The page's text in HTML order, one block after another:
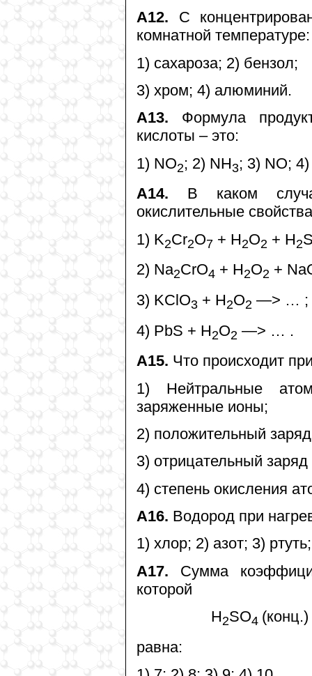
А12. C
комнатной температуре:
1) сахароза; 2) бензол;
3) хром; 4) алюминий.
А13. Формула
кислоты – это:
1) NO2; 2) NH3; 3) NO;
А14. В каком
окислительные
1) K2Cr2O7 + H2O2 + H2
2) Na2CrO4 + H2O2 +
3) KClO3 + H2O2 —> … ;
4) PbS + H2O2 —> … .
А15. Что происходит
1) Нейтральные
заряженные ионы;
2) положительный
3) отрицательный
4) степень окисления
А16. Водород при
1) хлор; 2) азот; 3)
А17. Сумма
которой
H2SO4
равна: